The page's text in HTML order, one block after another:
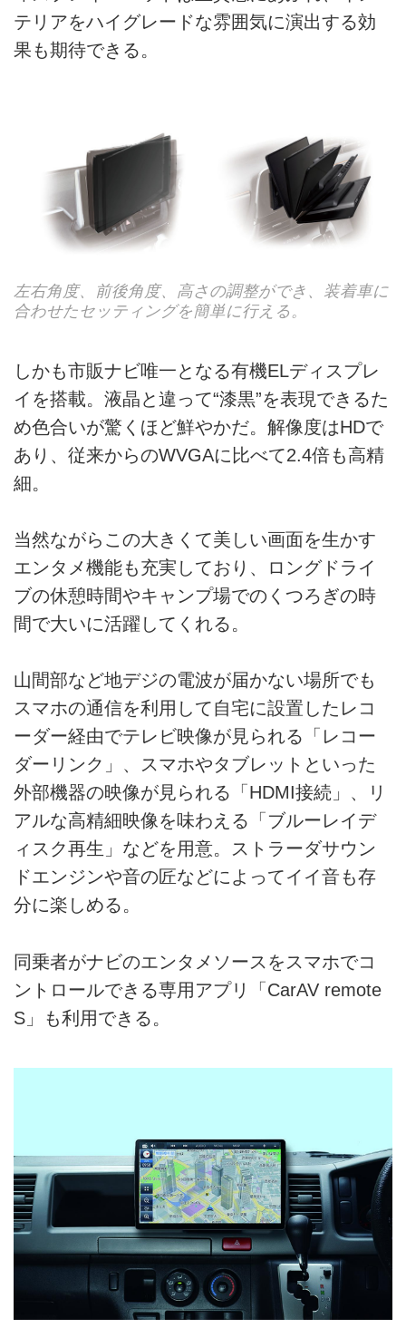
テリアをハイグレードな雰囲気に演出する効
果も期待できる。
左右角度、前後角度、高さの調整ができ、装着車に
合わせたセッティングを簡単に行える。
しかも市販ナビ唯一となる有機ELディスプレ
イを搭載。液晶と違って“漆黒”を表現できるた
め色合いが驚くほど鮮やかだ。解像度はHDで
あり、従来からのWVGAに比べて2.4倍も高精
細。
当然ながらこの大きくて美しい画面を生かす
エンタメ機能も充実しており、ロングドライ
ブの休憩時間やキャンプ場でのくつろぎの時
間で大いに活躍してくれる。
山間部など地デジの電波が届かない場所でも
スマホの通信を利用して自宅に設置したレコ
ーダー経由でテレビ映像が見られる「レコー
ダーリンク」、スマホやタブレットといった
外部機器の映像が見られる「HDMI接続」、リ
アルな高精細映像を味わえる「ブルーレイデ
ィスク再生」などを用意。ストラーダサウン
ドエンジンや音の匠などによってイイ音も存
分に楽しめる。
同乗者がナビのエンタメソースをスマホでコ
ントロールできる専用アプリ「CarAV remote
S」も利用できる。